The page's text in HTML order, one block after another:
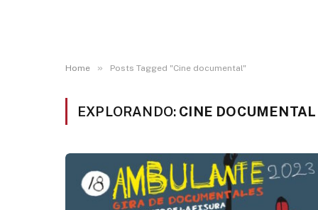
Home » Posts Tagged "Cine documental"
EXPLORANDO: CINE DOCUMENTAL